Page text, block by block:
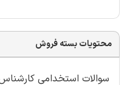
محتویات بسته فروش